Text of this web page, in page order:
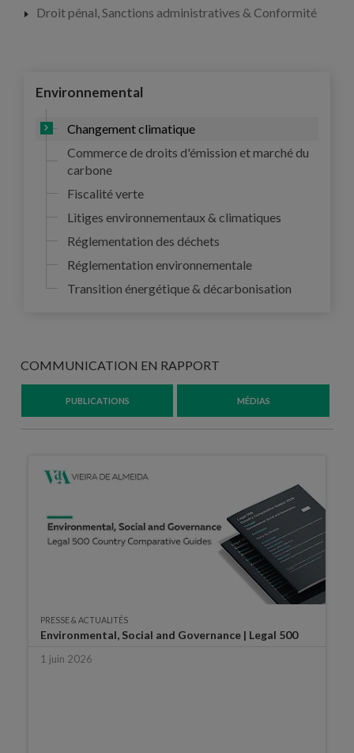
Droit pénal, Sanctions administratives & Conformité
Environnemental
Changement climatique
Commerce de droits d'émission et marché du
carbone
Fiscalité verte
Litiges environnementaux & climatiques
Réglementation des déchets
Réglementation environnementale
Transition énergétique & décarbonisation
COMMUNICATION EN RAPPORT
PUBLICATIONS MÉDIAS
PRESSE & ACTUALITÉS
Environmental, Social and Governance | Legal 500
1 juin 2026